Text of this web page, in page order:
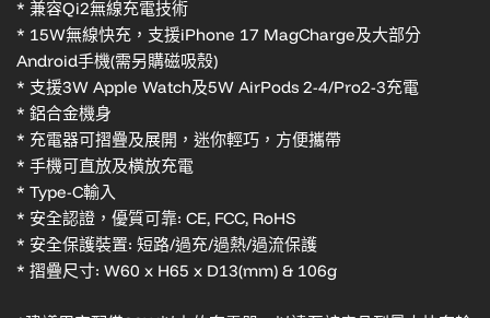
* 兼容Qi2無線充電技術
* 15W無線快充，支援iPhone 17 MagCharge及大部分
Android手機(需另購磁吸殼)
* 支援3W Apple Watch及5W AirPods 2-4/Pro2-3充電
* 鋁合金機身
* 充電器可摺疊及展開，迷你輕巧，方便攜帶
* 手機可直放及橫放充電
* Type-C輸入
* 安全認證，優質可靠: CE, FCC, RoHS
* 安全保護裝置: 短路/過充/過熱/過流保護
* 摺疊尺寸: W60 x H65 x D13(mm) & 106g